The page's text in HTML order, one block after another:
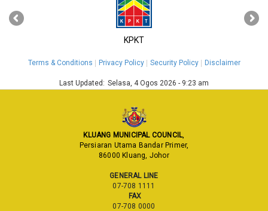
KPKT
‹ ›
Terms & Conditions Privacy Policy Security Policy Disclaimer
Last Updated: Selasa, 4 Ogos 2026 - 9:23 am
KLUANG MUNICIPAL COUNCIL,
Persiaran Utama Bandar Primer,
86000 Kluang, Johor
GENERAL LINE
07-708 1111
FAX
07-708 0000